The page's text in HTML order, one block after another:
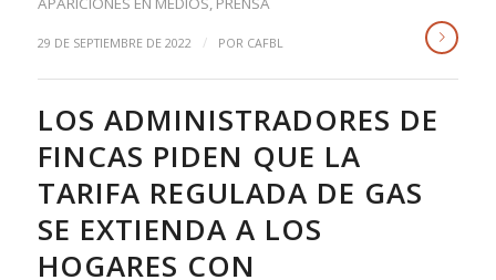
29 DE SEPTIEMBRE DE 2022 / POR CAFBL
LOS ADMINISTRADORES DE
FINCAS PIDEN QUE LA
TARIFA REGULADA DE GAS
SE EXTIENDA A LOS
HOGARES CON